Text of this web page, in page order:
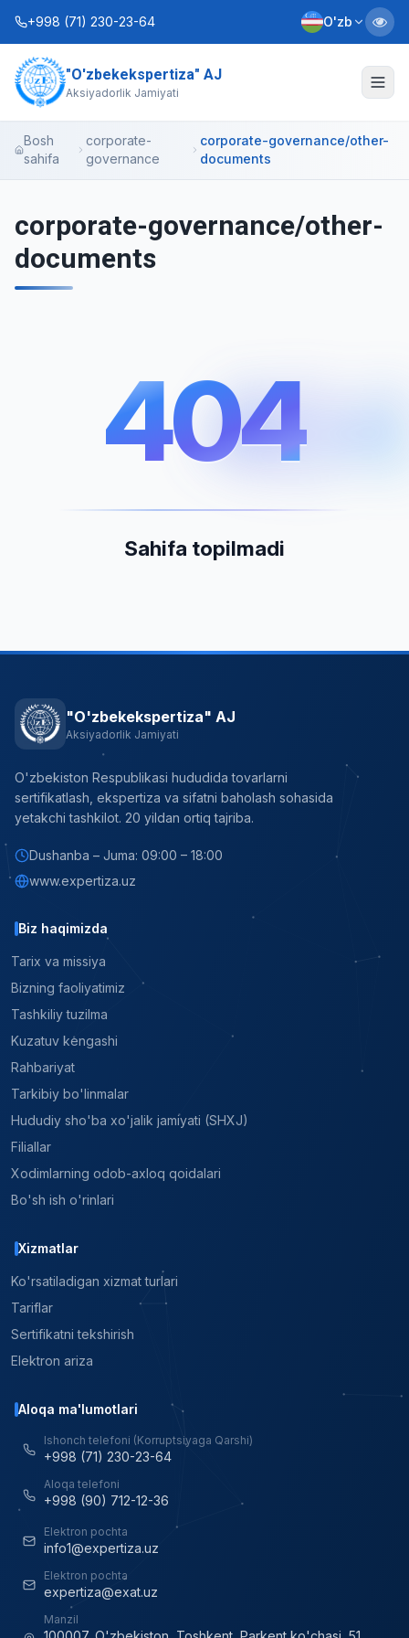
+998 (71) 230-23-64 O'zb
"O'zbekekspertiza" AJ
Aksiyadorlik Jamiyati
Biz haqimizda
Xizmatlar
Axborot xizmati
Kontaktlar
Bosh
sahifa
corporate-
governance
corporate-governance/other-
documents
corporate-governance/other-
documents
404
404
Sahifa topilmadi
"O'zbekekspertiza" AJ
Aksiyadorlik Jamiyati
O'zbekiston Respublikasi hududida tovarlarni
sertifikatlash, ekspertiza va sifatni baholash sohasida
yetakchi tashkilot. 20 yildan ortiq tajriba.
Dushanba – Juma: 09:00 – 18:00
www.expertiza.uz
Biz haqimizda
Tarix va missiya
Bizning faoliyatimiz
Tashkiliy tuzilma
Kuzatuv kengashi
Rahbariyat
Tarkibiy bo'linmalar
Hududiy sho'ba xo'jalik jamiyati (SHXJ)
Filiallar
Xodimlarning odob-axloq qoidalari
Bo'sh ish o'rinlari
Xizmatlar
Ko'rsatiladigan xizmat turlari
Tariflar
Sertifikatni tekshirish
Elektron ariza
Aloqa ma'lumotlari
Ishonch telefoni (Korruptsiyaga Qarshi)
+998 (71) 230-23-64
Aloqa telefoni
+998 (90) 712-12-36
Elektron pochta
info1@expertiza.uz
Elektron pochta
expertiza@exat.uz
Manzil